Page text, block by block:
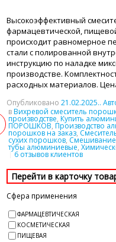
Высокоэффективный
фармацевтической,
происходит равномерное
стали с полированной
инструкцию по наладке
производстве.
расходных материалов.
Опубликовано 21.02.2025..
вВихревой смеситель
производстве, Купить
ПОРОШКОВ, Производство
порошков на заказ,
сухих порошков, Смешивание
тубы алюминиевые,
6 отзывов клиентов
Сфера применения
ФАРМАЦЕВТИЧЕСКАЯ
КОСМЕТИЧЕСКАЯ
ПИЩЕВАЯ